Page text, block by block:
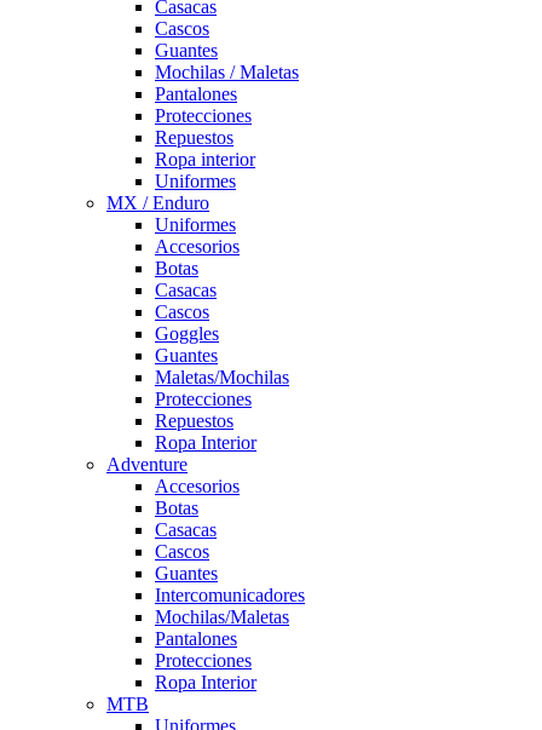
Casacas
Cascos
Guantes
Mochilas / Maletas
Pantalones
Protecciones
Repuestos
Ropa interior
Uniformes
MX / Enduro
Uniformes
Accesorios
Botas
Casacas
Cascos
Goggles
Guantes
Maletas/Mochilas
Protecciones
Repuestos
Ropa Interior
Adventure
Accesorios
Botas
Casacas
Cascos
Guantes
Intercomunicadores
Mochilas/Maletas
Pantalones
Protecciones
Ropa Interior
MTB
Uniformes